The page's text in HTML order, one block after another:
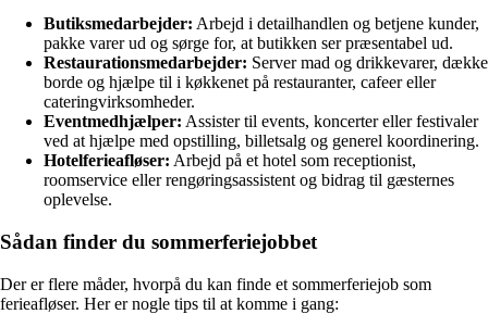
Butiksmedarbejder: Arbejd i detailhandlen og betjene kunder,
pakke varer ud og sørge for, at butikken ser præsentabel ud.
Restaurationsmedarbejder: Server mad og drikkevarer, dække
borde og hjælpe til i køkkenet på restauranter, cafeer eller
cateringvirksomheder.
Eventmedhjælper: Assister til events, koncerter eller festivaler
ved at hjælpe med opstilling, billetsalg og generel koordinering.
Hotelferieafløser: Arbejd på et hotel som receptionist,
roomservice eller rengøringsassistent og bidrag til gæsternes
oplevelse.
Sådan finder du sommerferiejobbet
Der er flere måder, hvorpå du kan finde et sommerferiejob som
ferieafløser. Her er nogle tips til at komme i gang: